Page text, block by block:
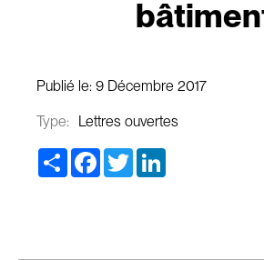
Publié le: 9 Décembre 2017
Type: Lettres ouvertes
Share Facebook
Twitter